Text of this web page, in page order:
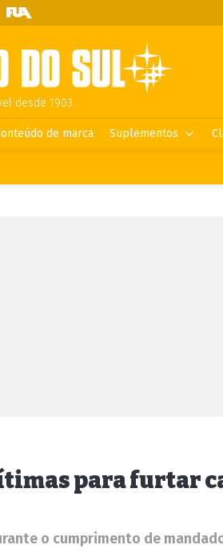
desde 1903.
de marca Suplementos
para furtar
o cumprimento de